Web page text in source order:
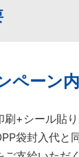
ペーン
刷+シール貼
袋封入代と